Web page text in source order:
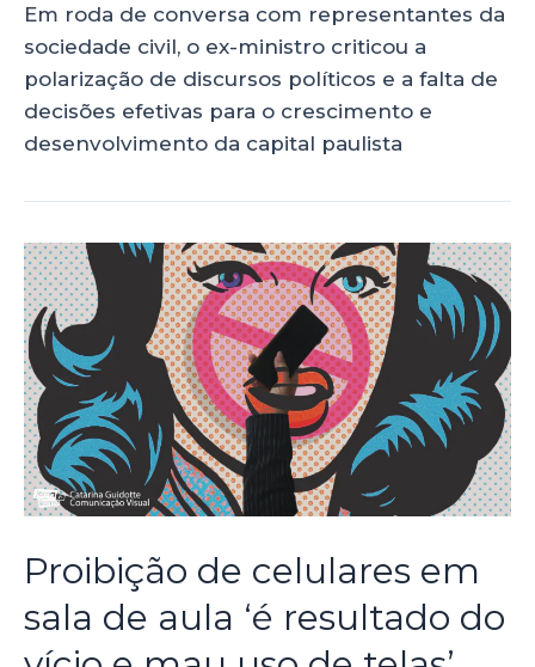
Em roda de conversa com representantes da
sociedade civil, o ex-ministro criticou a
polarização de discursos políticos e a falta de
decisões efetivas para o crescimento e
desenvolvimento da capital paulista
Proibição de celulares em
sala de aula ‘é resultado do